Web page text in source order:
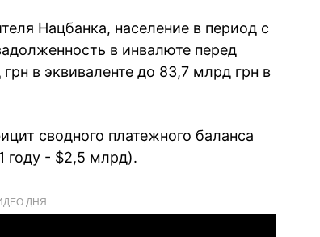
Нацбанка, население в период с
в инвалюте перед
в эквиваленте до 83,7 млрд грн в
сводного платежного баланса
году - $2,5 млрд).
ДНЯ